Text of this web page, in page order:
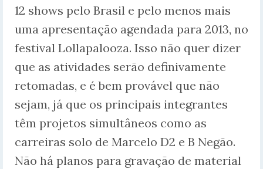
12 shows pelo Brasil e pelo menos mais
uma apresentação agendada para 2013, no
festival Lollapalooza. Isso não quer dizer
que as atividades serão definivamente
retomadas, e é bem provável que não
sejam, já que os principais integrantes
têm projetos simultâneos como as
carreiras solo de Marcelo D2 e B Negão.
Não há planos para gravação de material